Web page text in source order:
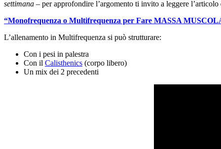
settimana – per approfondire l’argomento ti invito a leggere l’articolo
“Monofrequenza o Multifrequenza per Fare MASSA
L’allenamento in Multifrequenza si può strutturare:
Con i pesi in palestra
Con il Calisthenics (corpo libero)
Un mix dei 2 precedenti